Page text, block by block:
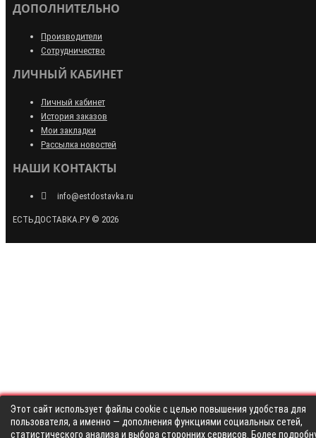
ДОПОЛНИТЕЛЬНО
Производители
Сотрудничество
ЛИЧНЫЙ КАБИНЕТ
Личный кабинет
История заказов
Мои закладки
Рассылка новостей
НАШИ КОНТАКТЫ
info@estdostavka.ru
ЕСТЬДОСТАВКА.РУ © 2026
Этот сайт использует файлы cookie с целью повышения удобства для
пользователя, а именно — дополнения функциями социальных сетей,
статистического анализа и выбора сторонних сервисов. Более